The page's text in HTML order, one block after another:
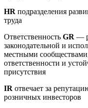
HR подразделения
труда
Ответственность GR —
законодательной и
местными
ответственности и
присутствия
IR отвечает за
розничных инвесторов